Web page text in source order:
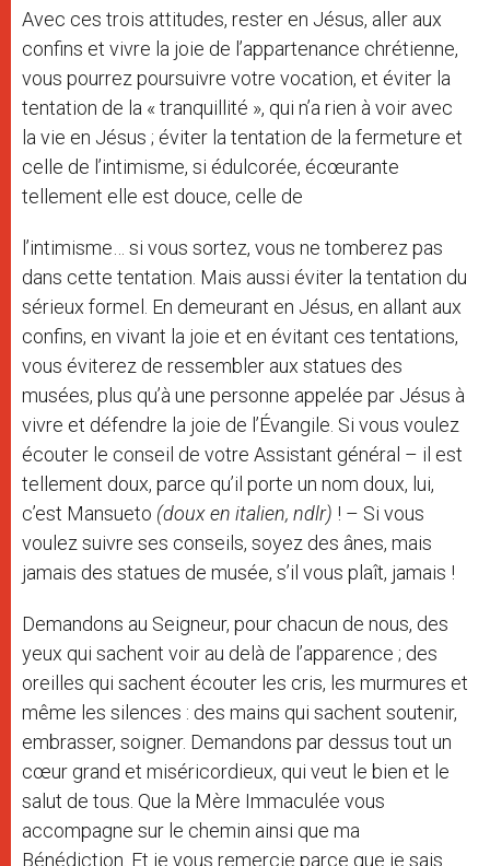
Avec ces trois attitudes, rester en Jésus, aller aux
confins et vivre la joie de l’appartenance chrétienne,
vous pourrez poursuivre votre vocation, et éviter la
tentation de la « tranquillité », qui n’a rien à voir avec
la vie en Jésus ; éviter la tentation de la fermeture et
celle de l’intimisme, si édulcorée, écœurante
tellement elle est douce, celle de
l’intimisme… si vous sortez, vous ne tomberez pas
dans cette tentation. Mais aussi éviter la tentation du
sérieux formel. En demeurant en Jésus, en allant aux
confins, en vivant la joie et en évitant ces tentations,
vous éviterez de ressembler aux statues des
musées, plus qu’à une personne appelée par Jésus à
vivre et défendre la joie de l’Évangile. Si vous voulez
écouter le conseil de votre Assistant général – il est
tellement doux, parce qu’il porte un nom doux, lui,
c’est Mansueto (doux en italien, ndlr) ! – Si vous
voulez suivre ses conseils, soyez des ânes, mais
jamais des statues de musée, s’il vous plaît, jamais !
Demandons au Seigneur, pour chacun de nous, des
yeux qui sachent voir au delà de l’apparence ; des
oreilles qui sachent écouter les cris, les murmures et
même les silences : des mains qui sachent soutenir,
embrasser, soigner. Demandons par dessus tout un
cœur grand et miséricordieux, qui veut le bien et le
salut de tous. Que la Mère Immaculée vous
accompagne sur le chemin ainsi que ma
Bénédiction. Et je vous remercie parce que je sais